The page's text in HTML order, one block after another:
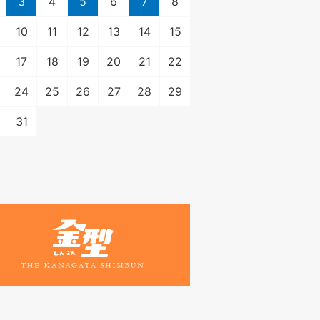
10 11 12 13 14 15
17 18 19 20 21 22
24 25 26 27 28 29
31